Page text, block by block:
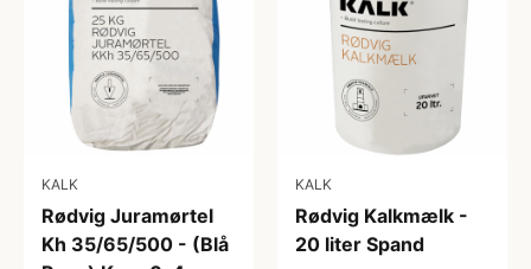
KALK
Rødvig Juramørtel
Kh 35/65/500 - (Blå
KALK
Rødvig Kalkmælk -
20 liter Spand